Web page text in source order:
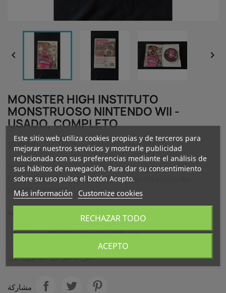
 
MONSTER HIGH INSTITUTO
MONSTRUOSO NINTENDO WII -
USADO, COMPLETO
15.00 €
شامل للضريبة
MONSTER HIGH Instituto monstruoso Nintendo Wii -
usado, completo
 أضف للسلة favorite_border
آخر عناصر في المخزون
مشاركة
Este sitio web utiliza cookies propias y de terceros para
mejorar nuestros servicios y mostrarle publicidad
relacionada con sus preferencias mediante el análisis de
sus hábitos de navegación. Para dar su consentimiento
sobre su uso pulse el botón Acepto.
Más información Customize cookies
RECHAZAR TODO
ACEPTO